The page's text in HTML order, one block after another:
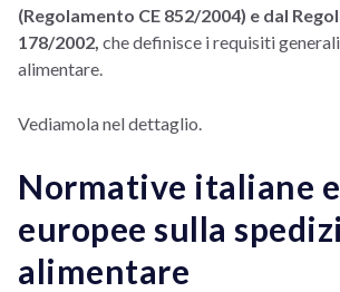
(Regolamento CE 852/2004) e dal
178/2002, che definisce i requisiti
alimentare.
Vediamola nel dettaglio.
Normative italiane
europee sulla
alimentare